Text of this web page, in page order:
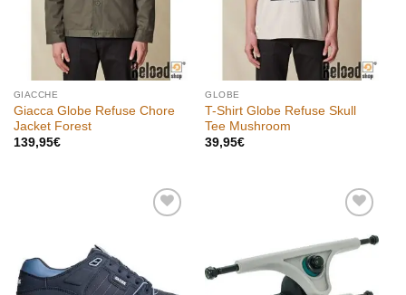
GIACCHE
Giacca Globe Refuse Chore
Jacket Forest
139,95€
GLOBE
T-Shirt Globe Refuse Skull
Tee Mushroom
39,95€
alla lista
dei
desideri